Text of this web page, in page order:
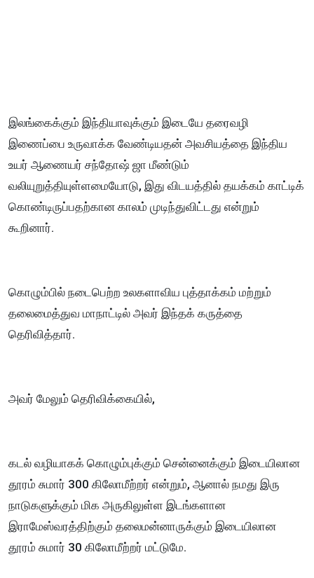
இலங்கைக்கும் இந்தியாவுக்கும் இடையே தரைவழி
இணைப்பை உருவாக்க வேண்டியதன் அவசியத்தை இந்திய
உயர் ஆணையர் சந்தோஷ் ஜா மீண்டும்
வலியுறுத்தியுள்ளமையோடு, இது விடயத்தில் தயக்கம் காட்டிக்
கொண்டிருப்பதற்கான காலம் முடிந்துவிட்டது என்றும்
கூறினார்.
கொழும்பில் நடைபெற்ற உலகளாவிய புத்தாக்கம் மற்றும்
தலைமைத்துவ மாநாட்டில் அவர் இந்தக் கருத்தை
தெரிவித்தார்.
அவர் மேலும் தெரிவிக்கையில்,
கடல் வழியாகக் கொழும்புக்கும் சென்னைக்கும் இடையிலான
தூரம் சுமார் 300 கிலோமீற்றர் என்றும், ஆனால் நமது இரு
நாடுகளுக்கும் மிக அருகிலுள்ள இடங்களான
இராமேஸ்வரத்திற்கும் தலைமன்னாருக்கும் இடையிலான
தூரம் சுமார் 30 கிலோமீற்றர் மட்டுமே.